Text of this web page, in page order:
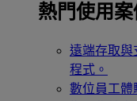
熱門使用案
遠端存取與
程式。
數位員工體